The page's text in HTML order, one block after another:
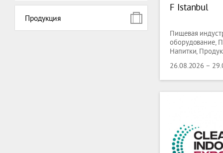
Продукция
F Istanbul
Пищевая
оборудование,
Напитки,
26.08.2026 –